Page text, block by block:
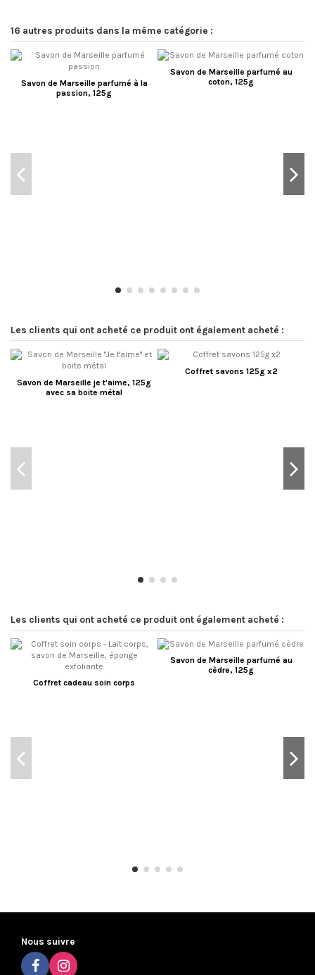
16 autres produits dans la même catégorie :
Savon de Marseille parfumé à la
passion, 125g
Savon de Marseille parfumé au
coton, 125g
Les clients qui ont acheté ce produit ont également acheté :
Savon de Marseille je t'aime, 125g
avec sa boite métal
Coffret savons 125g x2
Les clients qui ont acheté ce produit ont également acheté :
Coffret cadeau soin corps
Savon de Marseille parfumé au
cèdre, 125g
Nous suivre